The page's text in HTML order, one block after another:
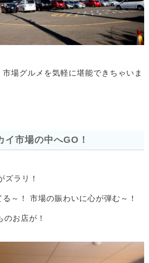
場グルメを気軽に堪能できちゃいま
イ市場の中へGO！
ズラリ！
～！ 市場の賑わいに心が弾む～！
のお店が！